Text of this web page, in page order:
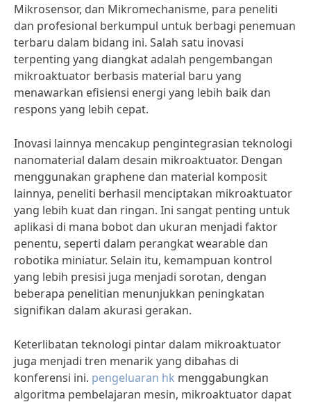
Mikrosensor, dan Mikromechanisme, para peneliti
dan profesional berkumpul untuk berbagi penemuan
terbaru dalam bidang ini. Salah satu inovasi
terpenting yang diangkat adalah pengembangan
mikroaktuator berbasis material baru yang
menawarkan efisiensi energi yang lebih baik dan
respons yang lebih cepat.
Inovasi lainnya mencakup pengintegrasian teknologi
nanomaterial dalam desain mikroaktuator. Dengan
menggunakan graphene dan material komposit
lainnya, peneliti berhasil menciptakan mikroaktuator
yang lebih kuat dan ringan. Ini sangat penting untuk
aplikasi di mana bobot dan ukuran menjadi faktor
penentu, seperti dalam perangkat wearable dan
robotika miniatur. Selain itu, kemampuan kontrol
yang lebih presisi juga menjadi sorotan, dengan
beberapa penelitian menunjukkan peningkatan
signifikan dalam akurasi gerakan.
Keterlibatan teknologi pintar dalam mikroaktuator
juga menjadi tren menarik yang dibahas di
konferensi ini. pengeluaran hk menggabungkan
algoritma pembelajaran mesin, mikroaktuator dapat